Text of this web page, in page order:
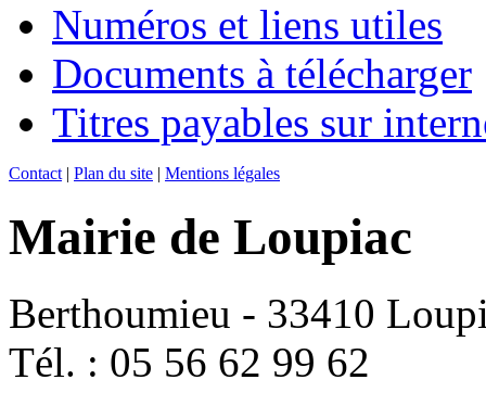
Numéros et liens utiles
Documents à télécharger
Titres payables sur
Contact | Plan du site | Mentions légales
Mairie de Loupiac
Berthoumieu - 33410
Tél. : 05 56 62 99 62